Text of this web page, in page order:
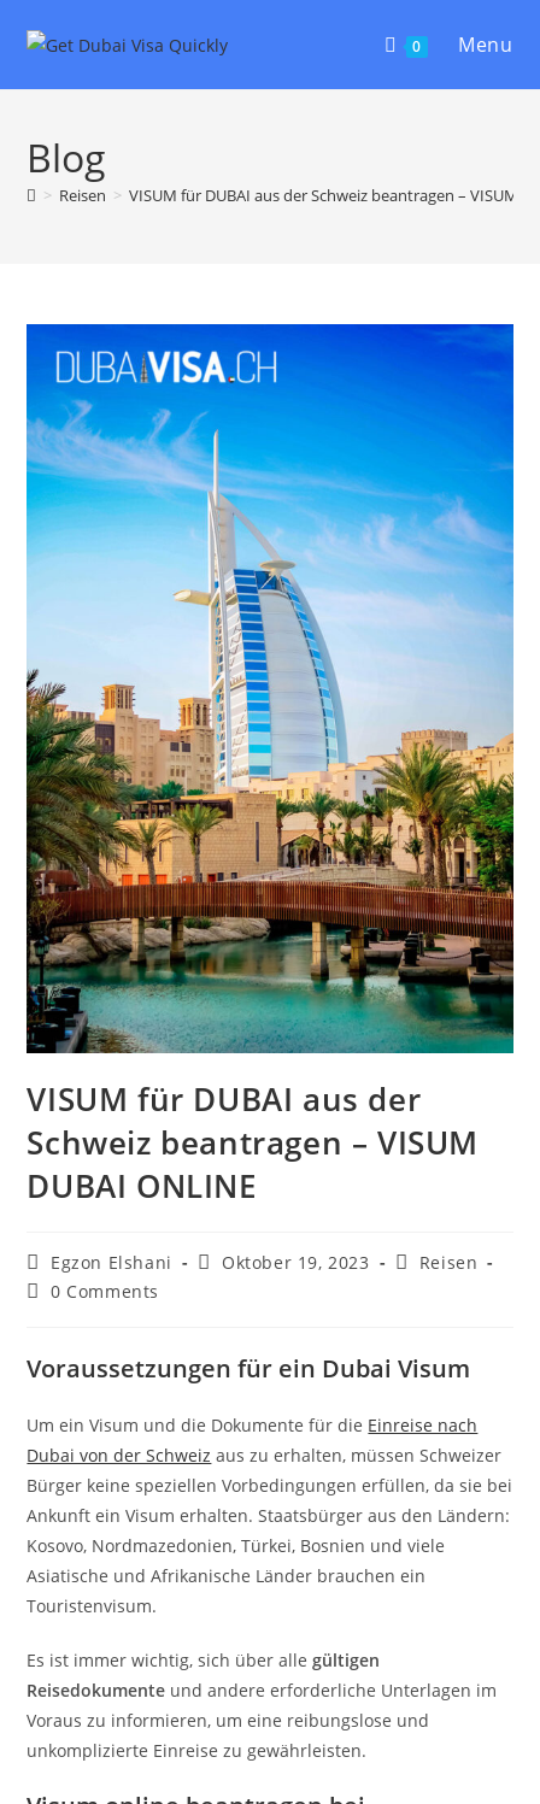
0 Menu
Blog
> Reisen > VISUM für DUBAI aus der Schweiz beantragen – VISUM
VISUM für DUBAI aus der
Schweiz beantragen – VISUM
DUBAI ONLINE
Egzon Elshani Oktober 19, 2023
Reisen
0 Comments
Voraussetzungen für ein Dubai Visum
Um ein Visum und die Dokumente für die Einreise nach
Dubai von der Schweiz aus zu erhalten, müssen Schweizer
Bürger keine speziellen Vorbedingungen erfüllen, da sie bei
Ankunft ein Visum erhalten. Staatsbürger aus den Ländern:
Kosovo, Nordmazedonien, Türkei, Bosnien und viele
Asiatische und Afrikanische Länder brauchen ein
Touristenvisum.
Es ist immer wichtig, sich über allegültigen
Reisedokumente und andere erforderliche Unterlagen im
Voraus zu informieren, um eine reibungslose und
unkomplizierte Einreise zu gewährleisten.